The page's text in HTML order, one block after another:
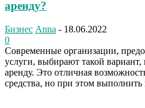
аренду?
Бизнес Anna - 18.06.2022
0
Современные организации,
услуги, выбирают такой вариант,
аренду. Это отличная
средства, но при этом выполнить